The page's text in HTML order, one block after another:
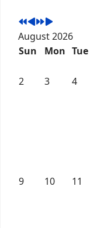
August 2026
Sun
Mon Tue
2
3 4
9 10 11